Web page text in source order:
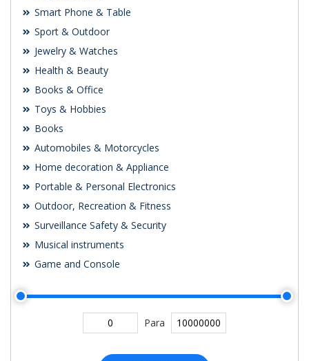
Smart Phone & Table
Sport & Outdoor
Jewelry & Watches
Health & Beauty
Books & Office
Toys & Hobbies
Books
Automobiles & Motorcycles
Home decoration & Appliance
Portable & Personal Electronics
Outdoor, Recreation & Fitness
Surveillance Safety & Security
Musical instruments
Game and Console
Para